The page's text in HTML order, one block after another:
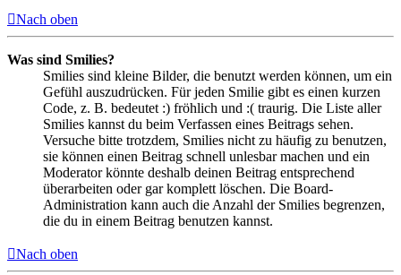
Nach oben
Was sind Smilies?
Smilies sind kleine Bilder, die benutzt werden können, um ein
Gefühl auszudrücken. Für jeden Smilie gibt es einen kurzen
Code, z. B. bedeutet :) fröhlich und :( traurig. Die Liste aller
Smilies kannst du beim Verfassen eines Beitrags sehen.
Versuche bitte trotzdem, Smilies nicht zu häufig zu benutzen,
sie können einen Beitrag schnell unlesbar machen und ein
Moderator könnte deshalb deinen Beitrag entsprechend
überarbeiten oder gar komplett löschen. Die Board-
Administration kann auch die Anzahl der Smilies begrenzen,
die du in einem Beitrag benutzen kannst.
Nach oben